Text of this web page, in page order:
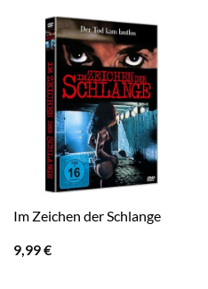
Im Zeichen der Schlange
9,99€